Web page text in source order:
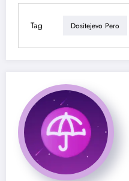
Tag Dositejevo Pero